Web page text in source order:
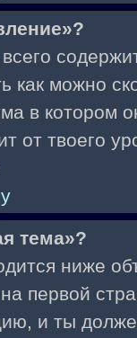
как можно
в котором
от твоего
тема»?
ниже
первой
и ты